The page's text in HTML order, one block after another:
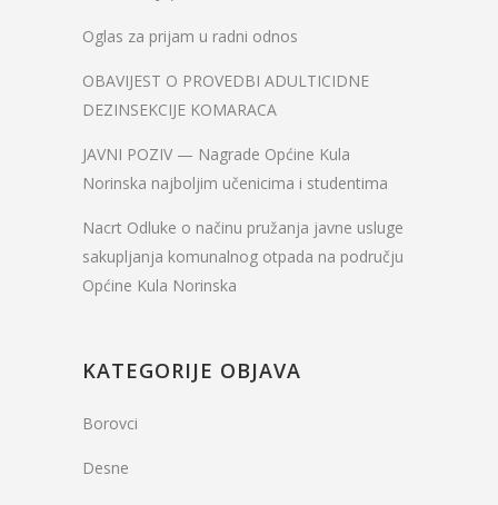
Oglas za prijam u radni odnos
OBAVIJEST O PROVEDBI ADULTICIDNE
DEZINSEKCIJE KOMARACA
JAVNI POZIV — Nagrade Općine Kula
Norinska najboljim učenicima i studentima
Nacrt Odluke o načinu pružanja javne usluge
sakupljanja komunalnog otpada na području
Općine Kula Norinska
KATEGORIJE OBJAVA
Borovci
Desne